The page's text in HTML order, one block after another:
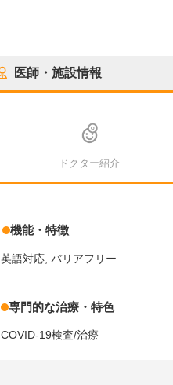
医師・施設情報
ドクター紹介
機能・特徴
英語対応 バリアフリー
専門的な治療・特色
COVID-19検査/治療